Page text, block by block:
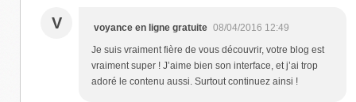
V voyance en ligne gratuite 08/04/2016 12:49
Je suis vraiment fière de vous découvrir, votre blog est
vraiment super ! J’aime bien son interface, et j’ai trop
adoré le contenu aussi. Surtout continuez ainsi !